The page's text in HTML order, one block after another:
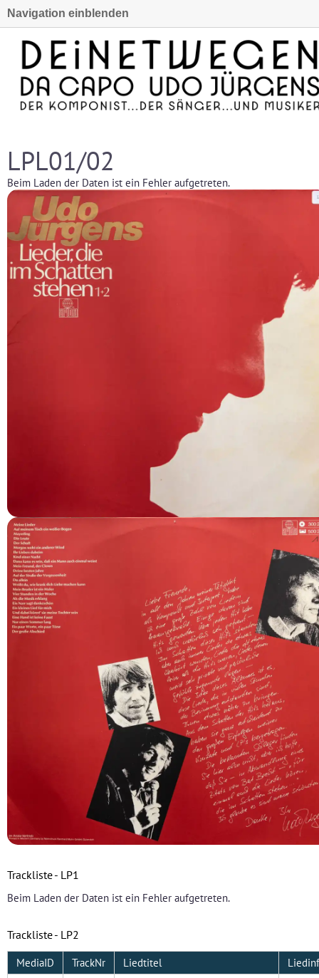
Navigation einblenden
LPL01/02
Beim Laden der Daten ist ein Fehler aufgetreten.
Trackliste - LP1
Beim Laden der Daten ist ein Fehler aufgetreten.
Trackliste - LP2
MediaID TrackNr Liedtitel